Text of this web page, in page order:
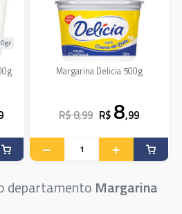
Margarina Delicia 500g
R$ 8,99 R$ 8,99
departamento Margarina